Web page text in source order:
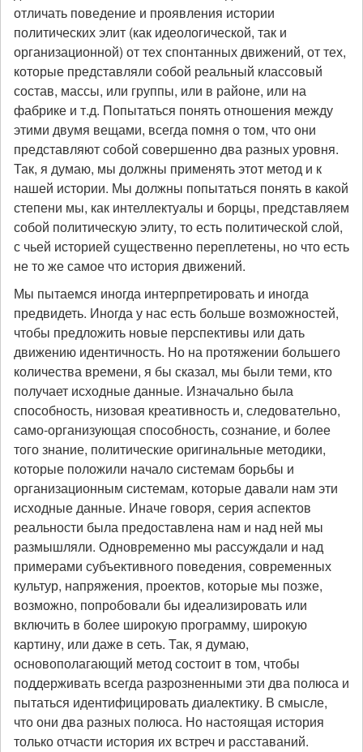
отличать поведение и проявления истории
политических элит (как идеологической, так и
организационной) от тех спонтанных движений, от тех,
которые представляли собой реальный классовый
состав, массы, или группы, или в районе, или на
фабрике и т.д. Попытаться понять отношения между
этими двумя вещами, всегда помня о том, что они
представляют собой совершенно два разных уровня.
Так, я думаю, мы должны применять этот метод и к
нашей истории. Мы должны попытаться понять в какой
степени мы, как интеллектуалы и борцы, представляем
собой политическую элиту, то есть политической слой,
с чьей историей существенно переплетены, но что есть
не то же самое что история движений.
Мы пытаемся иногда интерпретировать и иногда
предвидеть. Иногда у нас есть больше возможностей,
чтобы предложить новые перспективы или дать
движению идентичность. Но на протяжении большего
количества времени, я бы сказал, мы были теми, кто
получает исходные данные. Изначально была
способность, низовая креативность и, следовательно,
само-организующая способность, сознание, и более
того знание, политические оригинальные методики,
которые положили начало системам борьбы и
организационным системам, которые давали нам эти
исходные данные. Иначе говоря, серия аспектов
реальности была предоставлена нам и над ней мы
размышляли. Одновременно мы рассуждали и над
примерами субъективного поведения, современных
культур, напряжения, проектов, которые мы позже,
возможно, попробовали бы идеализировать или
включить в более широкую программу, широкую
картину, или даже в сеть. Так, я думаю,
основополагающий метод состоит в том, чтобы
поддерживать всегда разрозненными эти два полюса и
пытаться идентифицировать диалектику. В смысле,
что они два разных полюса. Но настоящая история
только отчасти история их встреч и расставаний.